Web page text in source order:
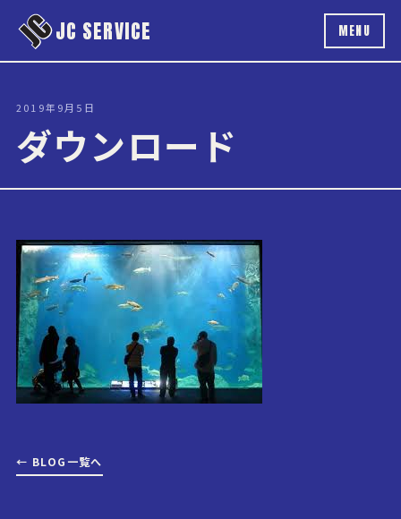
本文へスキップ
JC SERVICE MENU
2019年9月5日
ダウンロード
← BLOG一覧へ